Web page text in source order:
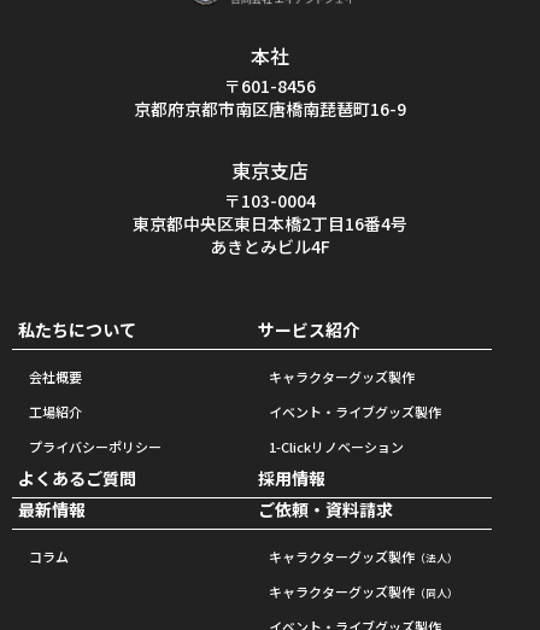
本社
〒601-8456
京都府京都市南区唐橋南琵琶町16-9
東京支店
〒103-0004
東京都中央区東日本橋2丁目16番4号
あきとみビル4F
私たちについて
会社概要
工場紹介
プライバシーポリシー
サービス紹介
キャラクターグッズ製作
イベント・ライブグッズ製作
1-Clickリノベーション
よくあるご質問
採用情報
最新情報
コラム
ご依頼・資料請求
キャラクターグッズ製作 （法人）
キャラクターグッズ製作 （同人）